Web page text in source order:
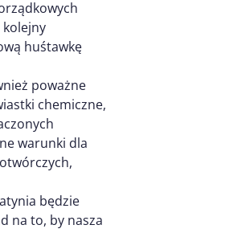
kolejny
huśtawkę
poważne
chemiczne,
warunki dla
będzie
na to, by nasza